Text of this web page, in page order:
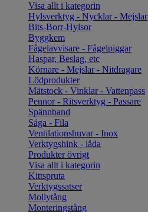
Visa allt i kategorin
Hylsverktyg - Nycklar - Mejslar
Bits-Borr-Hylsor
Byggkem
Fågelavvisare - Fågelpiggar
Haspar, Beslag, etc
Körnare - Mejslar - Nitdragare
Lödprodukter
Mätstock - Vinklar - Vattenpass
Pennor - Ritsverktyg - Passare
Spännband
Såga - Fila
Ventilationshuvar - Inox
Verktygshink - låda
Produkter övrigt
Visa allt i kategorin
Kittspruta
Verktygssatser
Mollytång
Monteringstång